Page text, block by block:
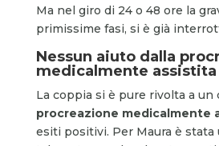
Ma nel giro di 24 o 48 ore la
primissime fasi, si è già
Nessun aiuto dalla
medicalmente assistita
La coppia si è pure rivolta a un
procreazione medicalmente
esiti positivi. Per Maura è stata